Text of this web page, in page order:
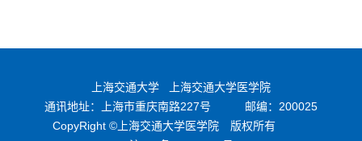
上海交通大学
上海交通大学医学院
通讯地址：上海市重庆南路227号
邮编：200025
CopyRight ©上海交通大学医学院 版权所有